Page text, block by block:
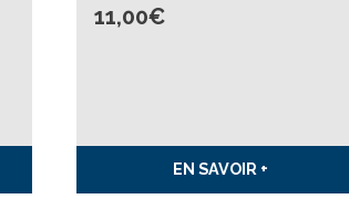
11,00€
EN SAVOIR +